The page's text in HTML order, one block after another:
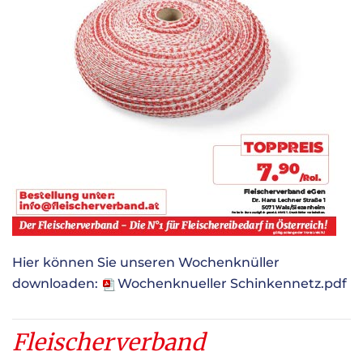
Hier können Sie unseren Wochenknüller
downloaden:
Wochenknueller Schinkennetz.pdf
Fleischerverband